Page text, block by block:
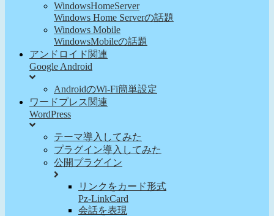
WindowsHomeServer
Windows Home Serverの話題
Windows Mobile
WindowsMobileの話題
アンドロイド関連
Google Android
AndroidのWi-Fi簡単設定
ワードプレス関連
WordPress
テーマ導入してみた
プラグイン導入してみた
公開プラグイン
リンクをカード形式
Pz-LinkCard
会話を表現